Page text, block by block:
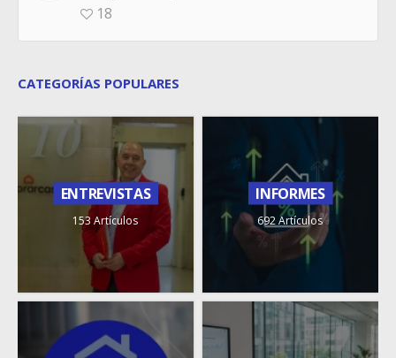
18
CATEGORÍAS POPULARES
ENTREVISTAS
153 Artículos
INFORMES
692 Artículos